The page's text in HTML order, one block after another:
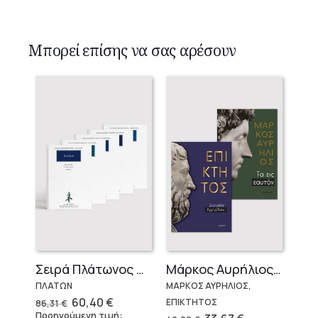
Μπορεί επίσης να σας αρέσουν
Σειρά Πλάτωνος Πολιτεία
ΠΛΑΤΩΝ
86,31€ Original
price
60,40€Η
τρέχουσα
Προηγούμενη τιμή:
Μάρκος Αυρήλιος & Επίκτητος (Επίτομα)
ΜΑΡΚΟΣ ΑΥΡΗΛΙΟΣ,
ΕΠΙΚΤΗΤΟΣ